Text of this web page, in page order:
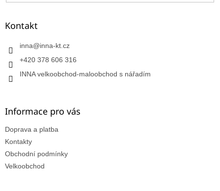
Kontakt
inna@inna-kt.cz
+420 378 606 316
INNA velkoobchod-maloobchod s nářadím
Informace pro vás
Doprava a platba
Kontakty
Obchodní podmínky
Velkoobchod